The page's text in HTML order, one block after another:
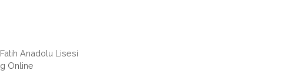
Anadolu Lisesi
Online